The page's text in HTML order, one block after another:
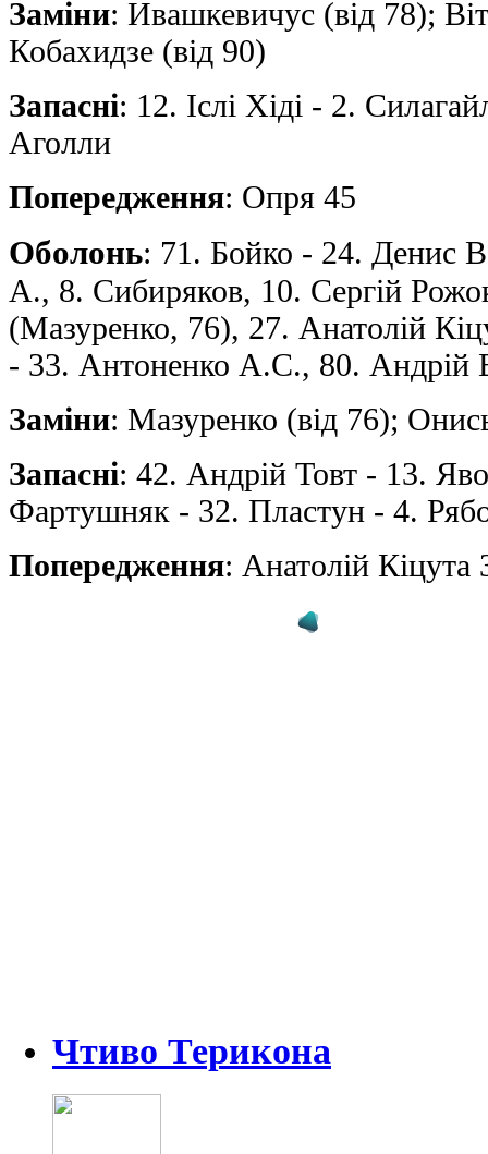
Заміни: Ивашкевичус (від 78);
Кобахидзе (від 90)
Запасні: 12. Iслi Хiдi - 2.
Аголли
Попередження: Опря 45
Оболонь: 71. Бойко - 24. Денис
А., 8. Сибиряков, 10. Сергiй
(Мазуренко, 76), 27. Анатолiй
- 33. Антоненко А.С., 80. Андрiй
Заміни: Мазуренко (від 76);
Запасні: 42. Андрiй Товт - 13.
Фартушняк - 32. Пластун - 4.
Попередження: Анатолiй Кiцута
Чтиво Терикона